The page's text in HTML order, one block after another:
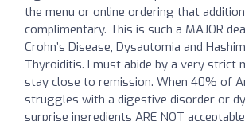
the menu or online ordering that
complimentary. This is such a MAJOR
Crohn’s Disease, Dysautomia and
Thyroiditis. I must abide by a very strict
stay close to remission. When 40% of
struggles with a digestive disorder or
surprise ingredients ARE NOT